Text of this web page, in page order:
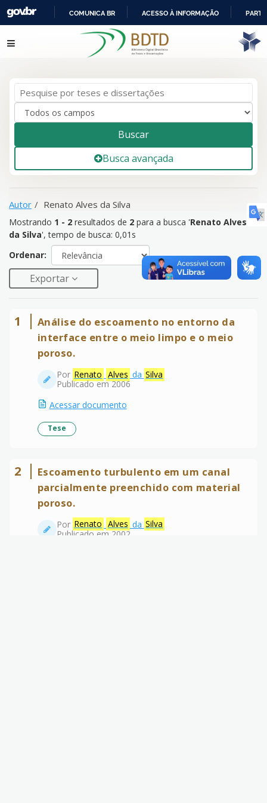
IR
PARA
COMUNICA BR ACESSO À INFORMAÇÃO
resultados de 2para a busca '
Renato Alves da
Silva
Pular para o conteúdo
Buscar
Busca avançada
Autor Renato Alves da Silva
Mostrando 1 - 2 resultados de 2 para a busca 'Renato Alves
da Silva', tempo de busca: 0,01s
Ordenar:
Exportar
1
Análise do escoamento no entorno da
interface entre o meio limpo e o meio
poroso.
Por Renato Alves da Silva
Publicado em 2006
Acessar documento
Tese
2
Escoamento turbulento em um canal
parcialmente preenchido com material
poroso.
Por Renato Alves da Silva
Publicado em 2002